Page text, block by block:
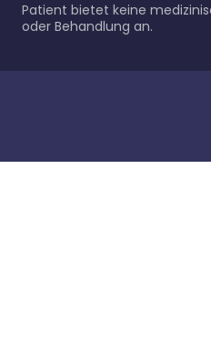
Patient bietet keine
oder Behandlung an.